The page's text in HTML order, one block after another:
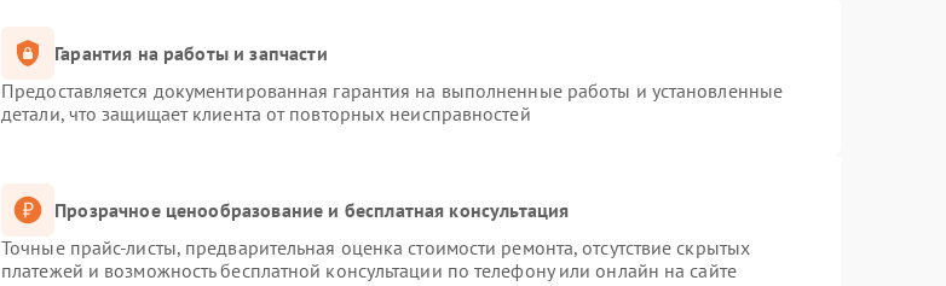
Гарантия на работы и запчасти
Предоставляется документированная гарантия на выполненные работы и установленные
детали, что защищает клиента от повторных неисправностей
Прозрачное ценообразование и бесплатная консультация
Точные прайс-листы, предварительная оценка стоимости ремонта, отсутствие скрытых
платежей и возможность бесплатной консультации по телефону или онлайн на сайте